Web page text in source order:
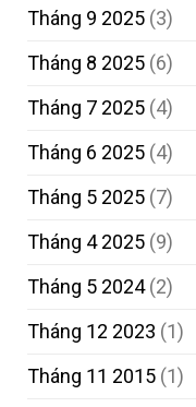
Tháng 9 2025(3)
Tháng 8 2025(6)
Tháng 7 2025(4)
Tháng 6 2025(4)
Tháng 5 2025(7)
Tháng 4 2025(9)
Tháng 5 2024(2)
Tháng 12 2023 (1)
Tháng 11 2015(1)